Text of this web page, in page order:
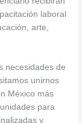
laboral
arte,
necesidades de
unirnos
México más
para
y